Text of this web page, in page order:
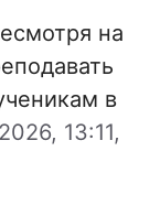
на
в
13:11,